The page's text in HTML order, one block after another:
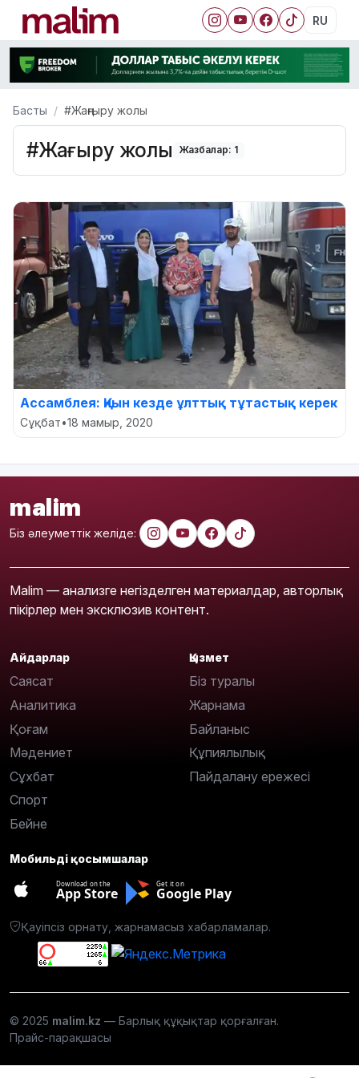
RU
Басты #Жаңғыру жолы
#Жаңғыру жолы Жазбалар: 1
Ассамблея: Қиын кезде ұлттық тұтастық керек
Сұқбат•18 мамыр, 2020
malim
Біз әлеуметтік желіде:
Malim — анализге негізделген материалдар, авторлық
пікірлер мен эксклюзив контент.
Айдарлар
Саясат
Аналитика
Қоғам
Мәдениет
Сұхбат
Спорт
Бейне
Қызмет
Біз туралы
Жарнама
Байланыс
Құпиялылық
Пайдалану ережесі
Мобильді қосымшалар
Download on the
App Store
Get it on
Google Play
Қауіпсіз орнату, жарнамасыз хабарламалар.
© 2025 malim.kz — Барлық құқықтар қорғалған.
Прайс-парақшасы